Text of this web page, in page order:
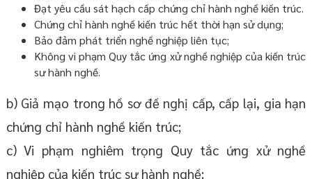
Đạt yêu cầu sát hạch cấp chứng chỉ hành nghề kiến trúc.
Chứng chỉ hành nghề kiến trúc hết thời hạn sử dụng;
Bảo đảm phát triển nghề nghiệp liên tục;
Không vi phạm Quy tắc ứng xử nghề nghiệp của kiến trúc
sư hành nghề.
b) Giả mạo trong hồ sơ đề nghị cấp, cấp lại, gia hạn
chứng chỉ hành nghề kiến trúc;
c) Vi phạm nghiêm trọng Quy tắc ứng xử nghề
nghiệp của kiến trúc sư hành nghề;